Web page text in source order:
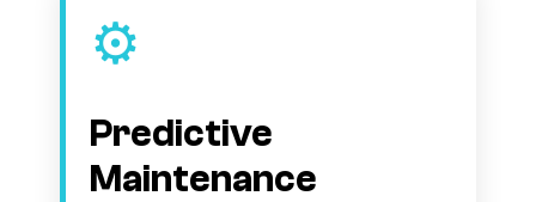
⚙️
Predictive
Maintenance